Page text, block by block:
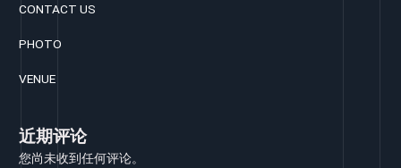
CONTACT US
PHOTO
VENUE
近期评论
您尚未收到任何评论。